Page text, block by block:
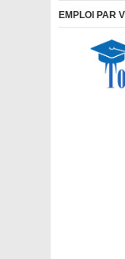
EMPLOI PAR